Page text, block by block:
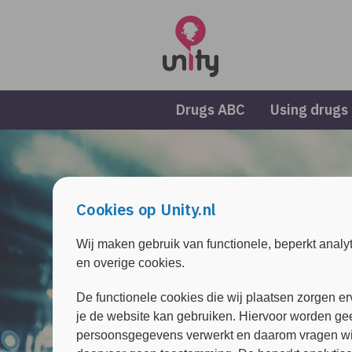
Drugs ABC Using drugs
Think for
Cookies op Unity.nl
Wij maken gebruik van functionele, beperkt
en overige cookies.
De functionele cookies die wij plaatsen zorgen
je de website kan gebruiken. Hiervoor worden
persoonsgegevens verwerkt en daarom vragen